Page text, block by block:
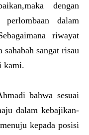
dengan
dalam
riwayat
sangat risau
kami.
bahwa sesuai
dalam kebajikan-
kepada posisi